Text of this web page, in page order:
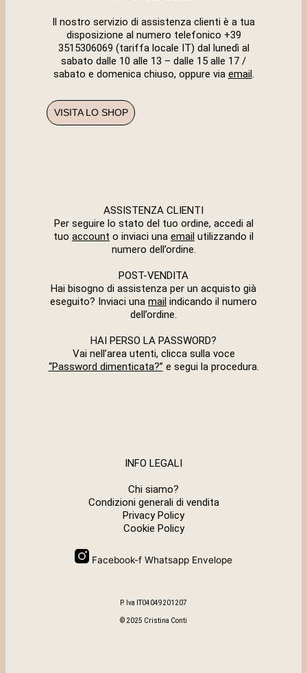
Il nostro servizio di assistenza clienti è a tua
disposizione al numero telefonico +39
3515306069 (tariffa locale IT) dal lunedì al
sabato dalle 10 alle 13 – dalle 15 alle 17 /
sabato e domenica chiuso, oppure via email.
VISITA LO SHOP
ASSISTENZA CLIENTI
Per seguire lo stato del tuo ordine, accedi al
tuo account o inviaci una email utilizzando il
numero dell’ordine.
POST-VENDITA
Hai bisogno di assistenza per un acquisto già
eseguito? Inviaci una mail indicando il numero
dell’ordine.
HAI PERSO LA PASSWORD?
Vai nell’area utenti, clicca sulla voce
“Password dimenticata?” e segui la procedura.
INFO LEGALI
Chi siamo?
Condizioni generali di vendita
Privacy Policy
Cookie Policy
Facebook-f Whatsapp Envelope
P. Iva IT04049201207
© 2025 Cristina Conti